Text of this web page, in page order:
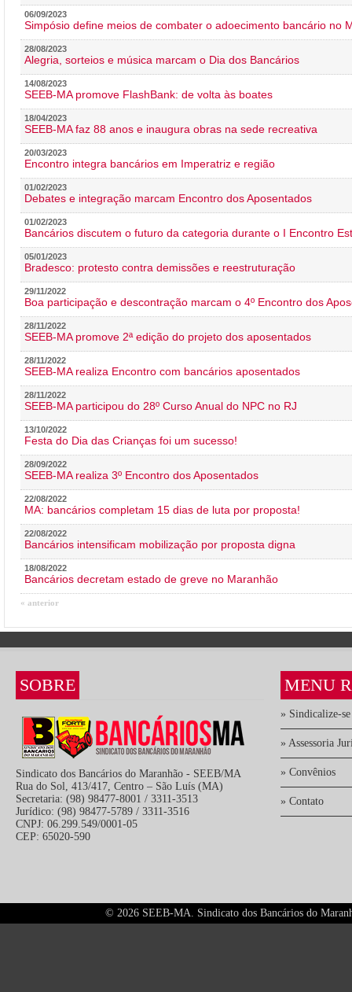
06/09/2023
Simpósio define meios de combater o adoecimento bancário no
28/08/2023
Alegria, sorteios e música marcam o Dia dos Bancários
14/08/2023
SEEB-MA promove FlashBank: de volta às boates
18/04/2023
SEEB-MA faz 88 anos e inaugura obras na sede recreativa
20/03/2023
Encontro integra bancários em Imperatriz e região
01/02/2023
Debates e integração marcam Encontro dos Aposentados
01/02/2023
Bancários discutem o futuro da categoria durante o I Encontro
05/01/2023
Bradesco: protesto contra demissões e reestruturação
29/11/2022
Boa participação e descontração marcam o 4º Encontro dos
28/11/2022
SEEB-MA promove 2ª edição do projeto dos aposentados
28/11/2022
SEEB-MA realiza Encontro com bancários aposentados
28/11/2022
SEEB-MA participou do 28º Curso Anual do NPC no RJ
13/10/2022
Festa do Dia das Crianças foi um sucesso!
28/09/2022
SEEB-MA realiza 3º Encontro dos Aposentados
22/08/2022
MA: bancários completam 15 dias de luta por proposta!
22/08/2022
Bancários intensificam mobilização por proposta digna
18/08/2022
Bancários decretam estado de greve no Maranhão
« anterior
SOBRE
Sindicato dos Bancários do Maranhão - SEEB/MA
Rua do Sol, 413/417, Centro – São Luís (MA)
Secretaria: (98) 98477-8001 / 3311-3513
Jurídico: (98) 98477-5789 / 3311-3516
CNPJ: 06.299.549/0001-05
CEP: 65020-590
MENU
» Sindicalize-se
» Assessoria
» Convênios
» Contato
© 2026 SEEB-MA. Sindicato dos Bancários do